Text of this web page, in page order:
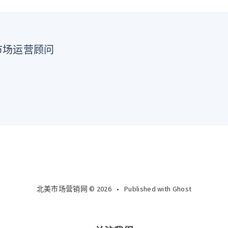
运营顾问
北美市场营销网 © 2026 • Published with Ghost